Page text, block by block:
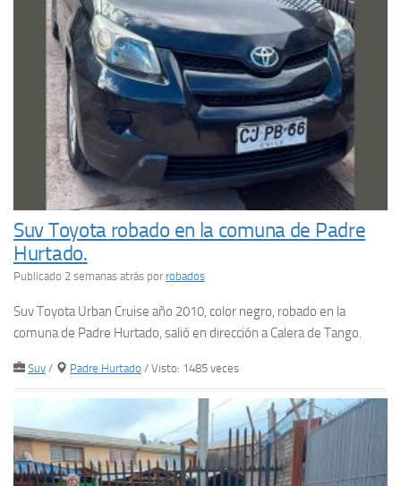
Suv Toyota robado en la comuna de Padre
Hurtado.
Publicado 2 semanas atrás por robados
Suv Toyota Urban Cruise año 2010, color negro, robado en la
comuna de Padre Hurtado, salió en dirección a Calera de Tango.
Suv / Padre Hurtado / Visto: 1485 veces